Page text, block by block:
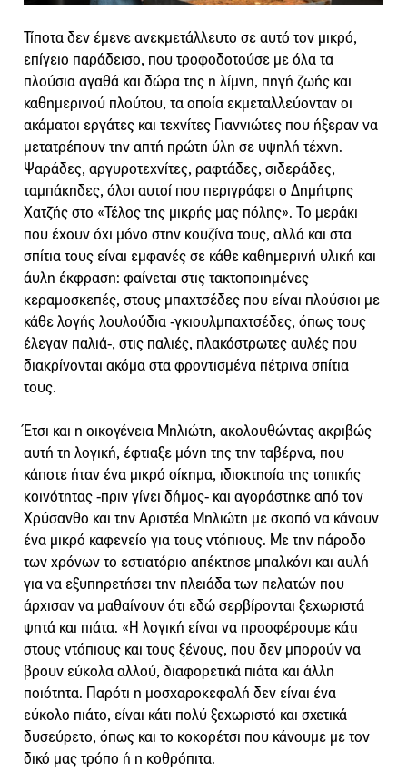
Τίποτα δεν έμενε ανεκμετάλλευτο σε αυτό τον μικρό,
επίγειο παράδεισο, που τροφοδοτούσε με όλα τα
πλούσια αγαθά και δώρα της η λίμνη, πηγή ζωής και
καθημερινού πλούτου, τα οποία εκμεταλλεύονταν οι
ακάματοι εργάτες και τεχνίτες Γιαννιώτες που ήξεραν να
μετατρέπουν την απτή πρώτη ύλη σε υψηλή τέχνη.
Ψαράδες, αργυροτεχνίτες, ραφτάδες, σιδεράδες,
ταμπάκηδες, όλοι αυτοί που περιγράφει ο Δημήτρης
Χατζής στο «Τέλος της μικρής μας πόλης». Το μεράκι
που έχουν όχι μόνο στην κουζίνα τους, αλλά και στα
σπίτια τους είναι εμφανές σε κάθε καθημερινή υλική και
άυλη έκφραση: φαίνεται στις τακτοποιημένες
κεραμοσκεπές, στους μπαχτσέδες που είναι πλούσιοι με
κάθε λογής λουλούδια -γκιουλμπαχτσέδες, όπως τους
έλεγαν παλιά-, στις παλιές, πλακόστρωτες αυλές που
διακρίνονται ακόμα στα φροντισμένα πέτρινα σπίτια
τους.
Έτσι και η οικογένεια Μηλιώτη, ακολουθώντας ακριβώς
αυτή τη λογική, έφτιαξε μόνη της την ταβέρνα, που
κάποτε ήταν ένα μικρό οίκημα, ιδιοκτησία της τοπικής
κοινότητας -πριν γίνει δήμος- και αγοράστηκε από τον
Χρύσανθο και την Αριστέα Μηλιώτη με σκοπό να κάνουν
ένα μικρό καφενείο για τους ντόπιους. Με την πάροδο
των χρόνων το εστιατόριο απέκτησε μπαλκόνι και αυλή
για να εξυπηρετήσει την πλειάδα των πελατών που
άρχισαν να μαθαίνουν ότι εδώ σερβίρονται ξεχωριστά
ψητά και πιάτα. «Η λογική είναι να προσφέρουμε κάτι
στους ντόπιους και τους ξένους, που δεν μπορούν να
βρουν εύκολα αλλού, διαφορετικά πιάτα και άλλη
ποιότητα. Παρότι η μοσχαροκεφαλή δεν είναι ένα
εύκολο πιάτο, είναι κάτι πολύ ξεχωριστό και σχετικά
δυσεύρετο, όπως και το κοκορέτσι που κάνουμε με τον
δικό μας τρόπο ή η κοθρόπιτα.